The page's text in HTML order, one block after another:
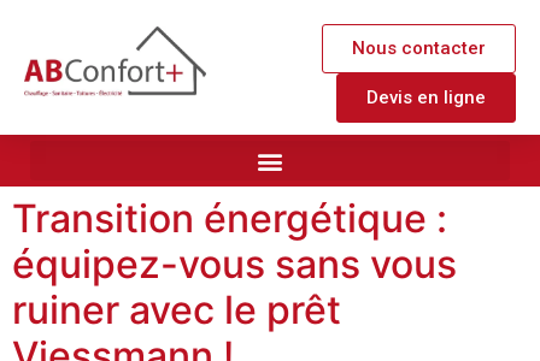
Nous contacter
Devis en ligne
Transition énergétique :
équipez-vous sans vous
ruiner avec le prêt